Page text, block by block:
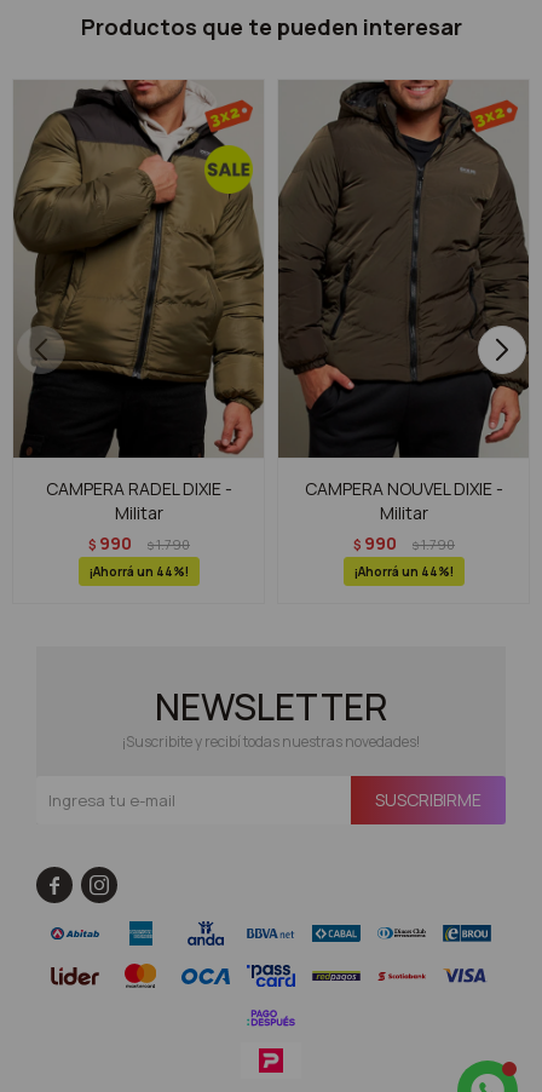
Productos que te pueden interesar
CAMPERA RADEL DIXIE -
Militar
$ 990 $1.790
44
CAMPERA NOUVEL DIXIE -
Militar
$ 990 $1.790
44
NEWSLETTER
¡Suscribite y recibí todas nuestras novedades!
SUSCRIBIRME
 